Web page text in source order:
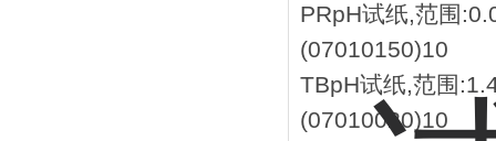
PRpH试纸,范围
(07010150)10
TBpH试纸,范围
(07010020)10